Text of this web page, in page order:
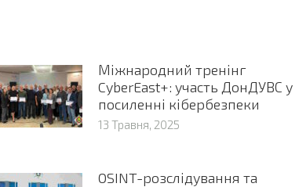
Міжнародний тренінг
CyberEast+: участь ДонДУВС у
посиленні кібербезпеки
13 Травня, 2025
OSINT-розслідування та